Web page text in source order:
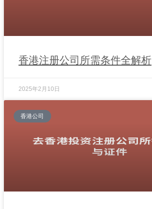
香港注册公司所需条件全解析
2025年2月10日
香港公司